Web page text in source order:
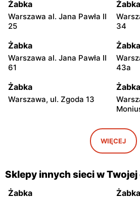
Żabka
Warszawa al. Jana Pawła II
25
Żabka
34
Żabka
Warszawa al. Jana Pawła II
61
Żabka
43a
Żabka
Warszawa, ul. Zgoda 13
Żabka
Świętokrzyska 0 Stacja
Żabka
5
Żabka
Łódź, ul. Żurawia 14
Żabka
WIĘCEJ
Sklepy innych sieci w
Żabka Żabka